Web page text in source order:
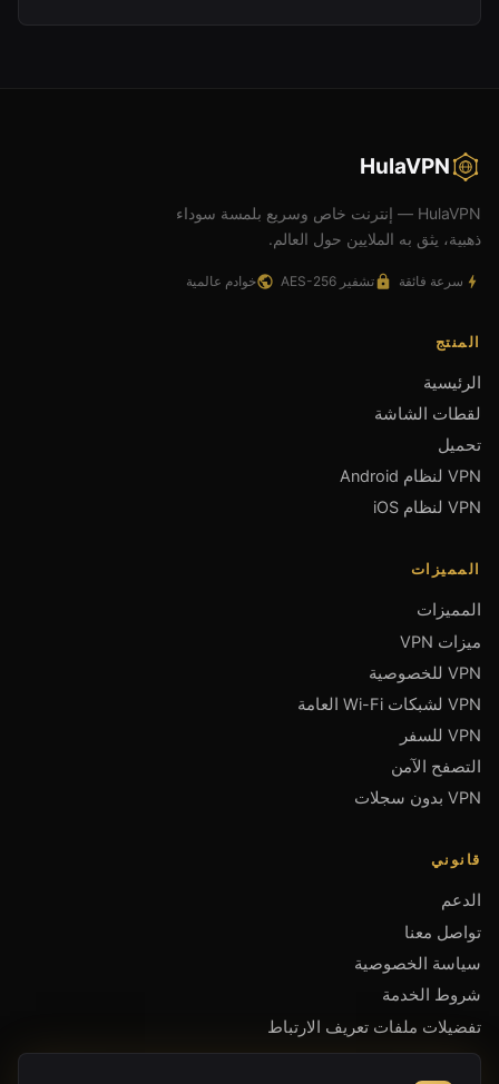
HulaVPN
HulaVPN — إنترنت خاص وسريع بلمسة سوداء
ذهبية، يثق به الملايين حول العالم.
سرعة فائقة تشفير AES-256 خوادم عالمية
المنتج
الرئيسية
لقطات الشاشة
تحميل
VPN لنظام Android
VPN لنظام iOS
المميزات
المميزات
ميزات VPN
VPN للخصوصية
VPN لشبكات Wi-Fi العامة
VPN للسفر
التصفح الآمن
VPN بدون سجلات
قانوني
الدعم
تواصل معنا
سياسة الخصوصية
شروط الخدمة
تفضيلات ملفات تعريف الارتباط